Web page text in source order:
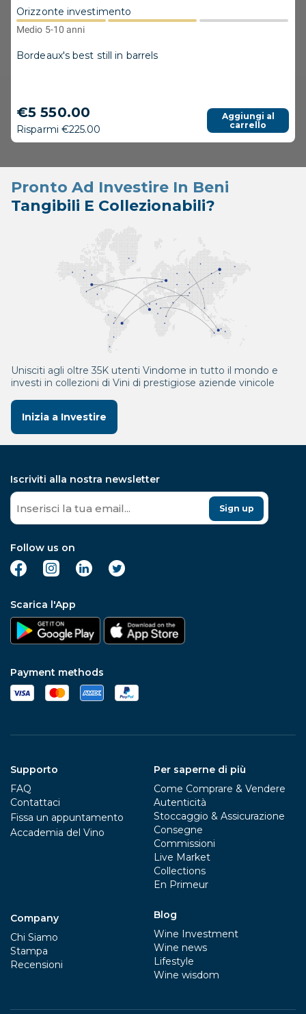
Orizzonte investimento
Medio 5-10 anni
Bordeaux's best still in barrels
€5 550.00
Risparmi €225.00
Aggiungi al
carrello
Pronto Ad Investire In Beni
Tangibili E Collezionabili?
Unisciti agli oltre 35K utenti Vindome in tutto il mondo e
investi in collezioni di Vini di prestigiose aziende vinicole
Inizia a Investire
Iscriviti alla nostra newsletter
Sign up
Follow us on
Scarica l'App
Payment methods
Supporto
FAQ
Contattaci
Fissa un appuntamento
Accademia del Vino
Company
Chi Siamo
Stampa
Recensioni
Per saperne di più
Come Comprare & Vendere
Autenticità
Stoccaggio & Assicurazione
Consegne
Commissioni
Live Market
Collections
En Primeur
Blog
Wine Investment
Wine news
Lifestyle
Wine wisdom